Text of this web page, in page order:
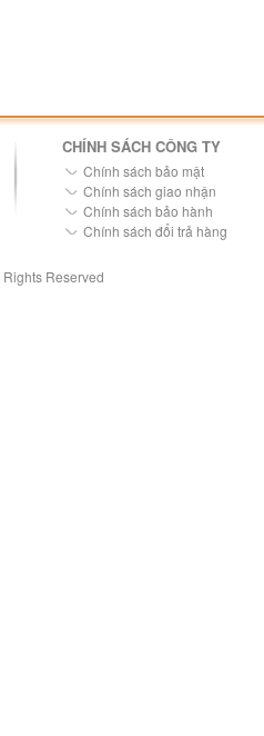
CHÍNH SÁCH CÔNG TY
Chính sách bảo mật
Chính sách giao nhận
Chính sách bảo hành
Chính sách đổi trả hàng
Rights Reserved